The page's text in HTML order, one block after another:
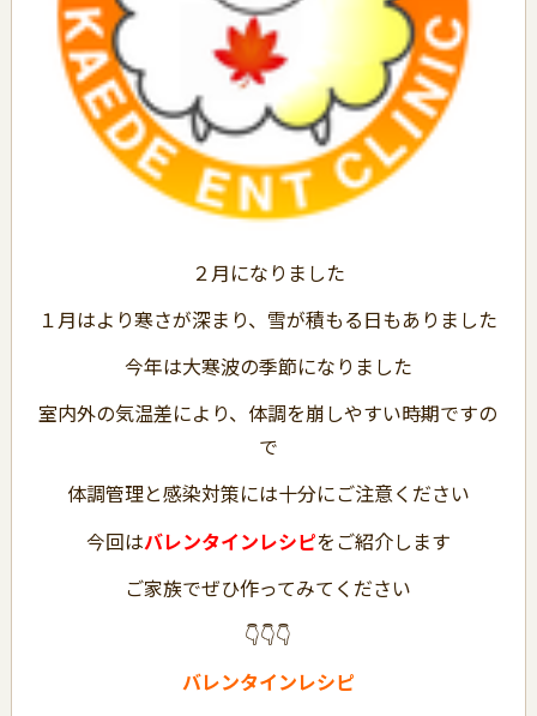
２月になりました
１月はより寒さが深まり、雪が積もる日もありました
今年は大寒波の季節になりました
室内外の気温差により、体調を崩しやすい時期ですの
で
体調管理と感染対策には十分にご注意ください
今回はバレンタインレシピをご紹介します
ご家族でぜひ作ってみてください
👇👇👇
バレンタインレシピ